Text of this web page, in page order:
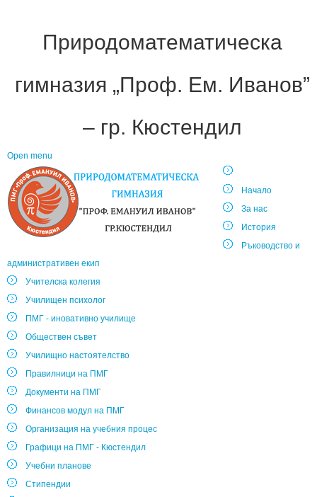
Природоматематическа
гимназия „Проф. Ем. Иванов”
– гр. Кюстендил
Open menu
Начало
За нас
История
Ръководство и
административен екип
Учителска колегия
Училищен психолог
ПМГ - иновативно училище
Обществен съвет
Училищно настоятелство
Правилници на ПМГ
Документи на ПМГ
Финансов модул на ПМГ
Организация на учебния процес
Графици на ПМГ - Кюстендил
Учебни планове
Стипендии